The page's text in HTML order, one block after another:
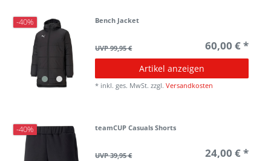
-40% Bench Jacket
UVP 99,95 € 60,00 € *
Artikel anzeigen
* inkl. ges. MwSt. zzgl.Versandkosten
-40% teamCUP Casuals Shorts
UVP 39,95 € 24,00 € *